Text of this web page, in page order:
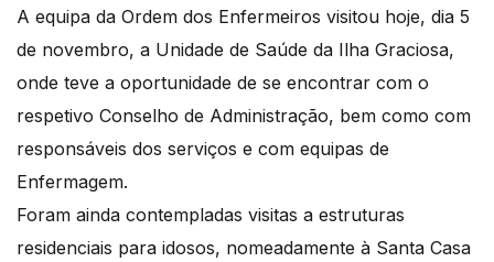
A equipa da Ordem dos Enfermeiros visitou hoje, dia 5
de novembro, a Unidade de Saúde da Ilha Graciosa,
onde teve a oportunidade de se encontrar com o
respetivo Conselho de Administração, bem como com
responsáveis dos serviços e com equipas de
Enfermagem.
Foram ainda contempladas visitas a estruturas
residenciais para idosos, nomeadamente à Santa Casa